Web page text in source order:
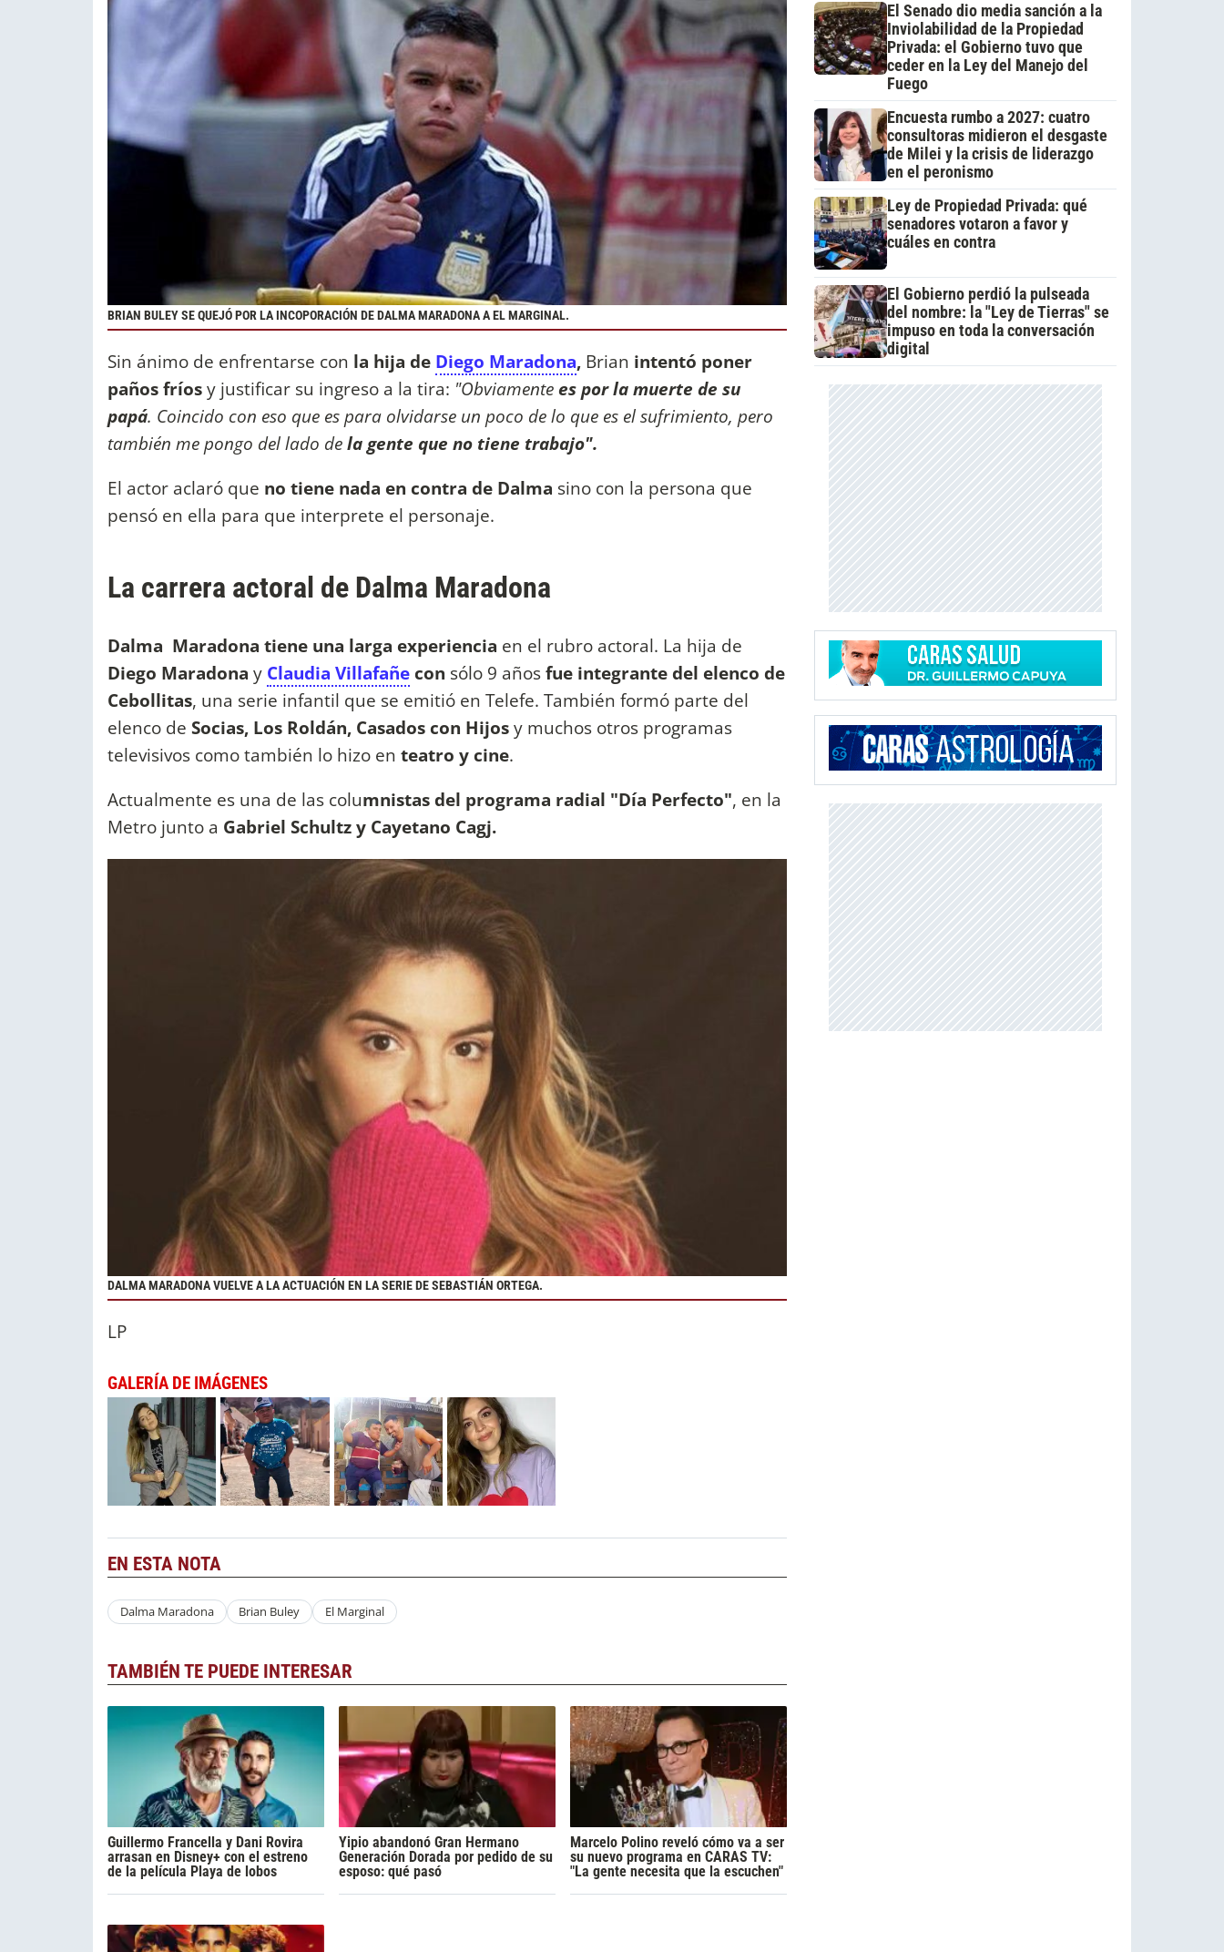
BRIAN BULEY SE QUEJÓ POR LA INCOPORACIÓN DE DALMA MARADONA A EL MARGINAL.
Sin ánimo de enfrentarse con la hija de Diego Maradona, Brian intentó poner
paños fríosy justificar su ingreso a la tira: "Obviamentees por la muerte de su
papá. Coincido con eso que es para olvidarse un poco de lo que es el sufrimiento, pero
también me pongo del lado dela gente que no tiene trabajo".
El actor aclaró que no tiene nada en contra de Dalma sino con la persona que
pensó en ella para que interprete el personaje.
La carrera actoral de Dalma Maradona
Dalma Maradona tiene una larga experiencia en el rubro actoral. La hija de
Diego Maradona y Claudia Villafañe con sólo 9 añosfue integrante del elenco de
Cebollitas, una serie infantil que se emitió en Telefe. También formó parte del
elenco de Socias, Los Roldán, Casados con Hijosy muchos otros programas
televisivos como también lo hizo en teatro y cine.
Actualmente es una de las columnistas del programa radial "Día Perfecto", en la
Metro junto a Gabriel Schultz y Cayetano Cagj.
DALMA MARADONA VUELVE A LA ACTUACIÓN EN LA SERIE DE SEBASTIÁN ORTEGA.
LP
GALERÍA DE IMÁGENES
EN ESTA NOTA
Dalma Maradona Brian Buley El Marginal
TAMBIÉN TE PUEDE INTERESAR
Guillermo Francella y Dani Rovira
arrasan en Disney+ con el estreno
de la película Playa de lobos
Yipio abandonó Gran Hermano
Generación Dorada por pedido de su
esposo: qué pasó
Marcelo Polino reveló cómo va a ser
su nuevo programa en CARAS TV:
"La gente necesita que la escuchen"
El Senado dio media sanción a la
Inviolabilidad de la Propiedad
Privada: el Gobierno tuvo que
ceder en la Ley del Manejo del
Fuego
Encuesta rumbo a 2027: cuatro
consultoras midieron el desgaste
de Milei y la crisis de liderazgo
en el peronismo
Ley de Propiedad Privada: qué
senadores votaron a favor y
cuáles en contra
El Gobierno perdió la pulseada
del nombre: la "Ley de Tierras" se
impuso en toda la conversación
digital